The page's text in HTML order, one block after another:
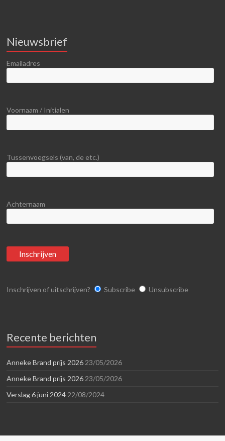
Nieuwsbrief
Emailadres
Voornaam / Initialen
Tussenvoegsels (van, de etc.)
Achternaam
Inschrijven of uitschrijven? Subscribe Unsubscribe
Recente berichten
Anneke Brand prijs 2026 23/05/2026
Anneke Brand prijs 2026 23/05/2026
Verslag 6 juni 2024 22/08/2024